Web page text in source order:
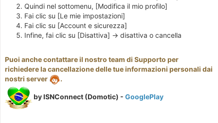
Quindi nel sottomenu, [Modifica il mio profilo]
Fai clic su [Le mie impostazioni]
Fai clic su [Account e sicurezza]
Infine, fai clic su [Disattiva] -> disattiva o cancella
Puoi anche contattare il nostro team di Supporto per
richiedere la cancellazione delle tue informazioni personali dai
nostri server
.
by ISNConnect (Domotic) - GooglePlay